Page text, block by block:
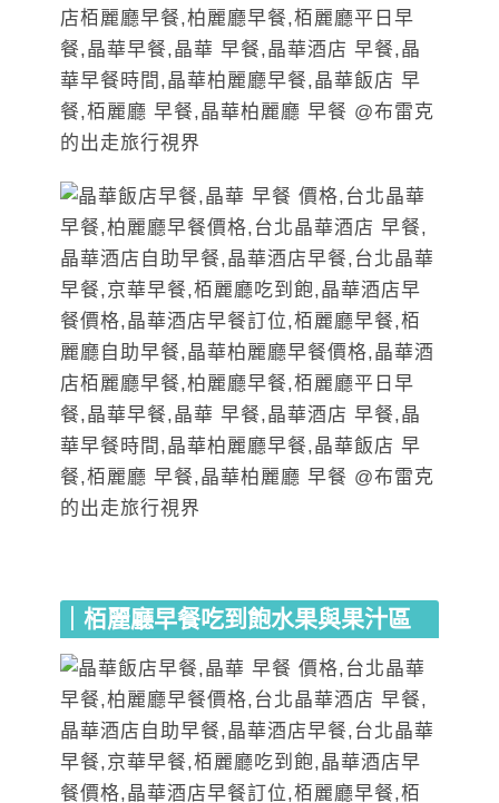
｜栢麗廳早餐吃到飽水果與果汁區